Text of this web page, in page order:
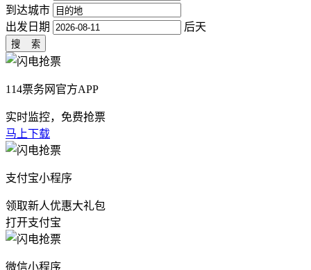
到达城市
出发日期
后天
114票务网官方APP
实时监控，免费抢票
马上下载
支付宝小程序
领取新人优惠大礼包
打开支付宝
微信小程序